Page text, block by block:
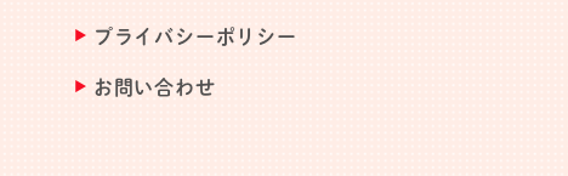
プライバシーポリシー
お問い合わせ